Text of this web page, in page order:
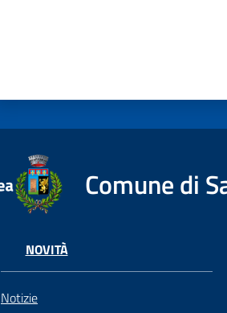
Comune di
NOVITÀ
Notizie